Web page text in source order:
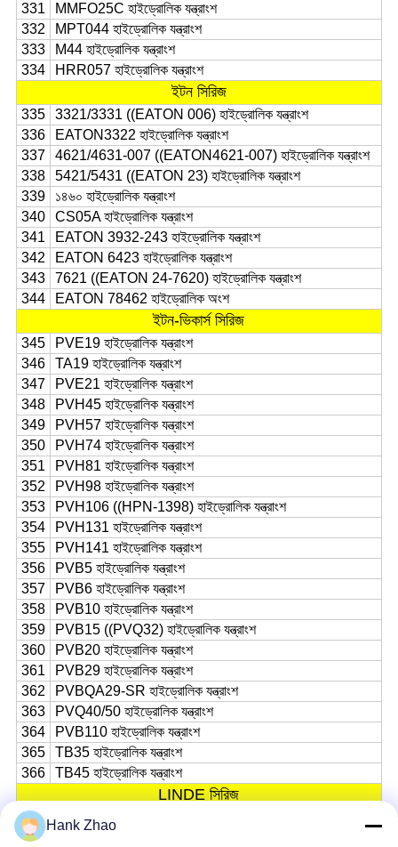
331
MMFO25C হাইড্রোলিক যন্ত্রাংশ
332
MPT044 হাইড্রোলিক যন্ত্রাংশ
333
M44 হাইড্রোলিক যন্ত্রাংশ
334
HRR057 হাইড্রোলিক যন্ত্রাংশ
ইটন সিরিজ
335
3321/3331 ((EATON 006) হাইড্রোলিক যন্ত্রাংশ
336
EATON3322 হাইড্রোলিক যন্ত্রাংশ
337
4621/4631-007 ((EATON4621-007) হাইড্রোলিক যন্ত্রাংশ
338
5421/5431 ((EATON 23) হাইড্রোলিক যন্ত্রাংশ
339
১৪৬০ হাইড্রোলিক যন্ত্রাংশ
340
CS05A হাইড্রোলিক যন্ত্রাংশ
341
EATON 3932-243 হাইড্রোলিক যন্ত্রাংশ
342
EATON 6423 হাইড্রোলিক যন্ত্রাংশ
343
7621 ((EATON 24-7620) হাইড্রোলিক যন্ত্রাংশ
344
EATON 78462 হাইড্রোলিক অংশ
ইটন-ভিকার্স সিরিজ
345
PVE19 হাইড্রোলিক যন্ত্রাংশ
346
TA19 হাইড্রোলিক যন্ত্রাংশ
347
PVE21 হাইড্রোলিক যন্ত্রাংশ
348
PVH45 হাইড্রোলিক যন্ত্রাংশ
349
PVH57 হাইড্রোলিক যন্ত্রাংশ
350
PVH74 হাইড্রোলিক যন্ত্রাংশ
351
PVH81 হাইড্রোলিক যন্ত্রাংশ
352
PVH98 হাইড্রোলিক যন্ত্রাংশ
353
PVH106 ((HPN-1398) হাইড্রোলিক যন্ত্রাংশ
354
PVH131 হাইড্রোলিক যন্ত্রাংশ
355
PVH141 হাইড্রোলিক যন্ত্রাংশ
356
PVB5 হাইড্রোলিক যন্ত্রাংশ
357
PVB6 হাইড্রোলিক যন্ত্রাংশ
358
PVB10 হাইড্রোলিক যন্ত্রাংশ
359
PVB15 ((PVQ32) হাইড্রোলিক যন্ত্রাংশ
360
PVB20 হাইড্রোলিক যন্ত্রাংশ
361
PVB29 হাইড্রোলিক যন্ত্রাংশ
362
PVBQA29-SR হাইড্রোলিক যন্ত্রাংশ
363
PVQ40/50 হাইড্রোলিক যন্ত্রাংশ
364
PVB110 হাইড্রোলিক যন্ত্রাংশ
365
TB35 হাইড্রোলিক যন্ত্রাংশ
366
TB45 হাইড্রোলিক যন্ত্রাংশ
LINDE সিরিজ
367
HPV55T হাইড্রোলিক অংশ
368
Hank Zhao